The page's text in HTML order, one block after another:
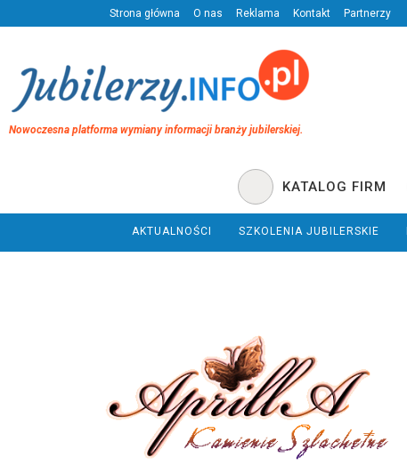
Strona główna O nas Reklama Kontakt Partnerzy
Nowoczesna platforma wymiany informacji branży jubilerskiej.
KATALOG FIRM
AKTUALNOŚCI SZKOLENIA JUBILERSKIE